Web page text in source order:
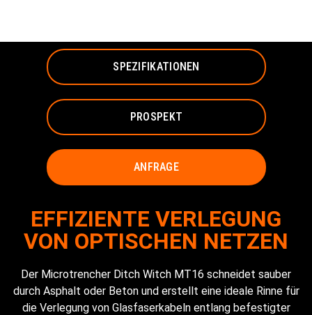
SPEZIFIKATIONEN
PROSPEKT
ANFRAGE
EFFIZIENTE VERLEGUNG
VON OPTISCHEN NETZEN
Der Microtrencher Ditch Witch MT16 schneidet sauber
durch Asphalt oder Beton und erstellt eine ideale Rinne für
die Verlegung von Glasfaserkabeln entlang befestigter